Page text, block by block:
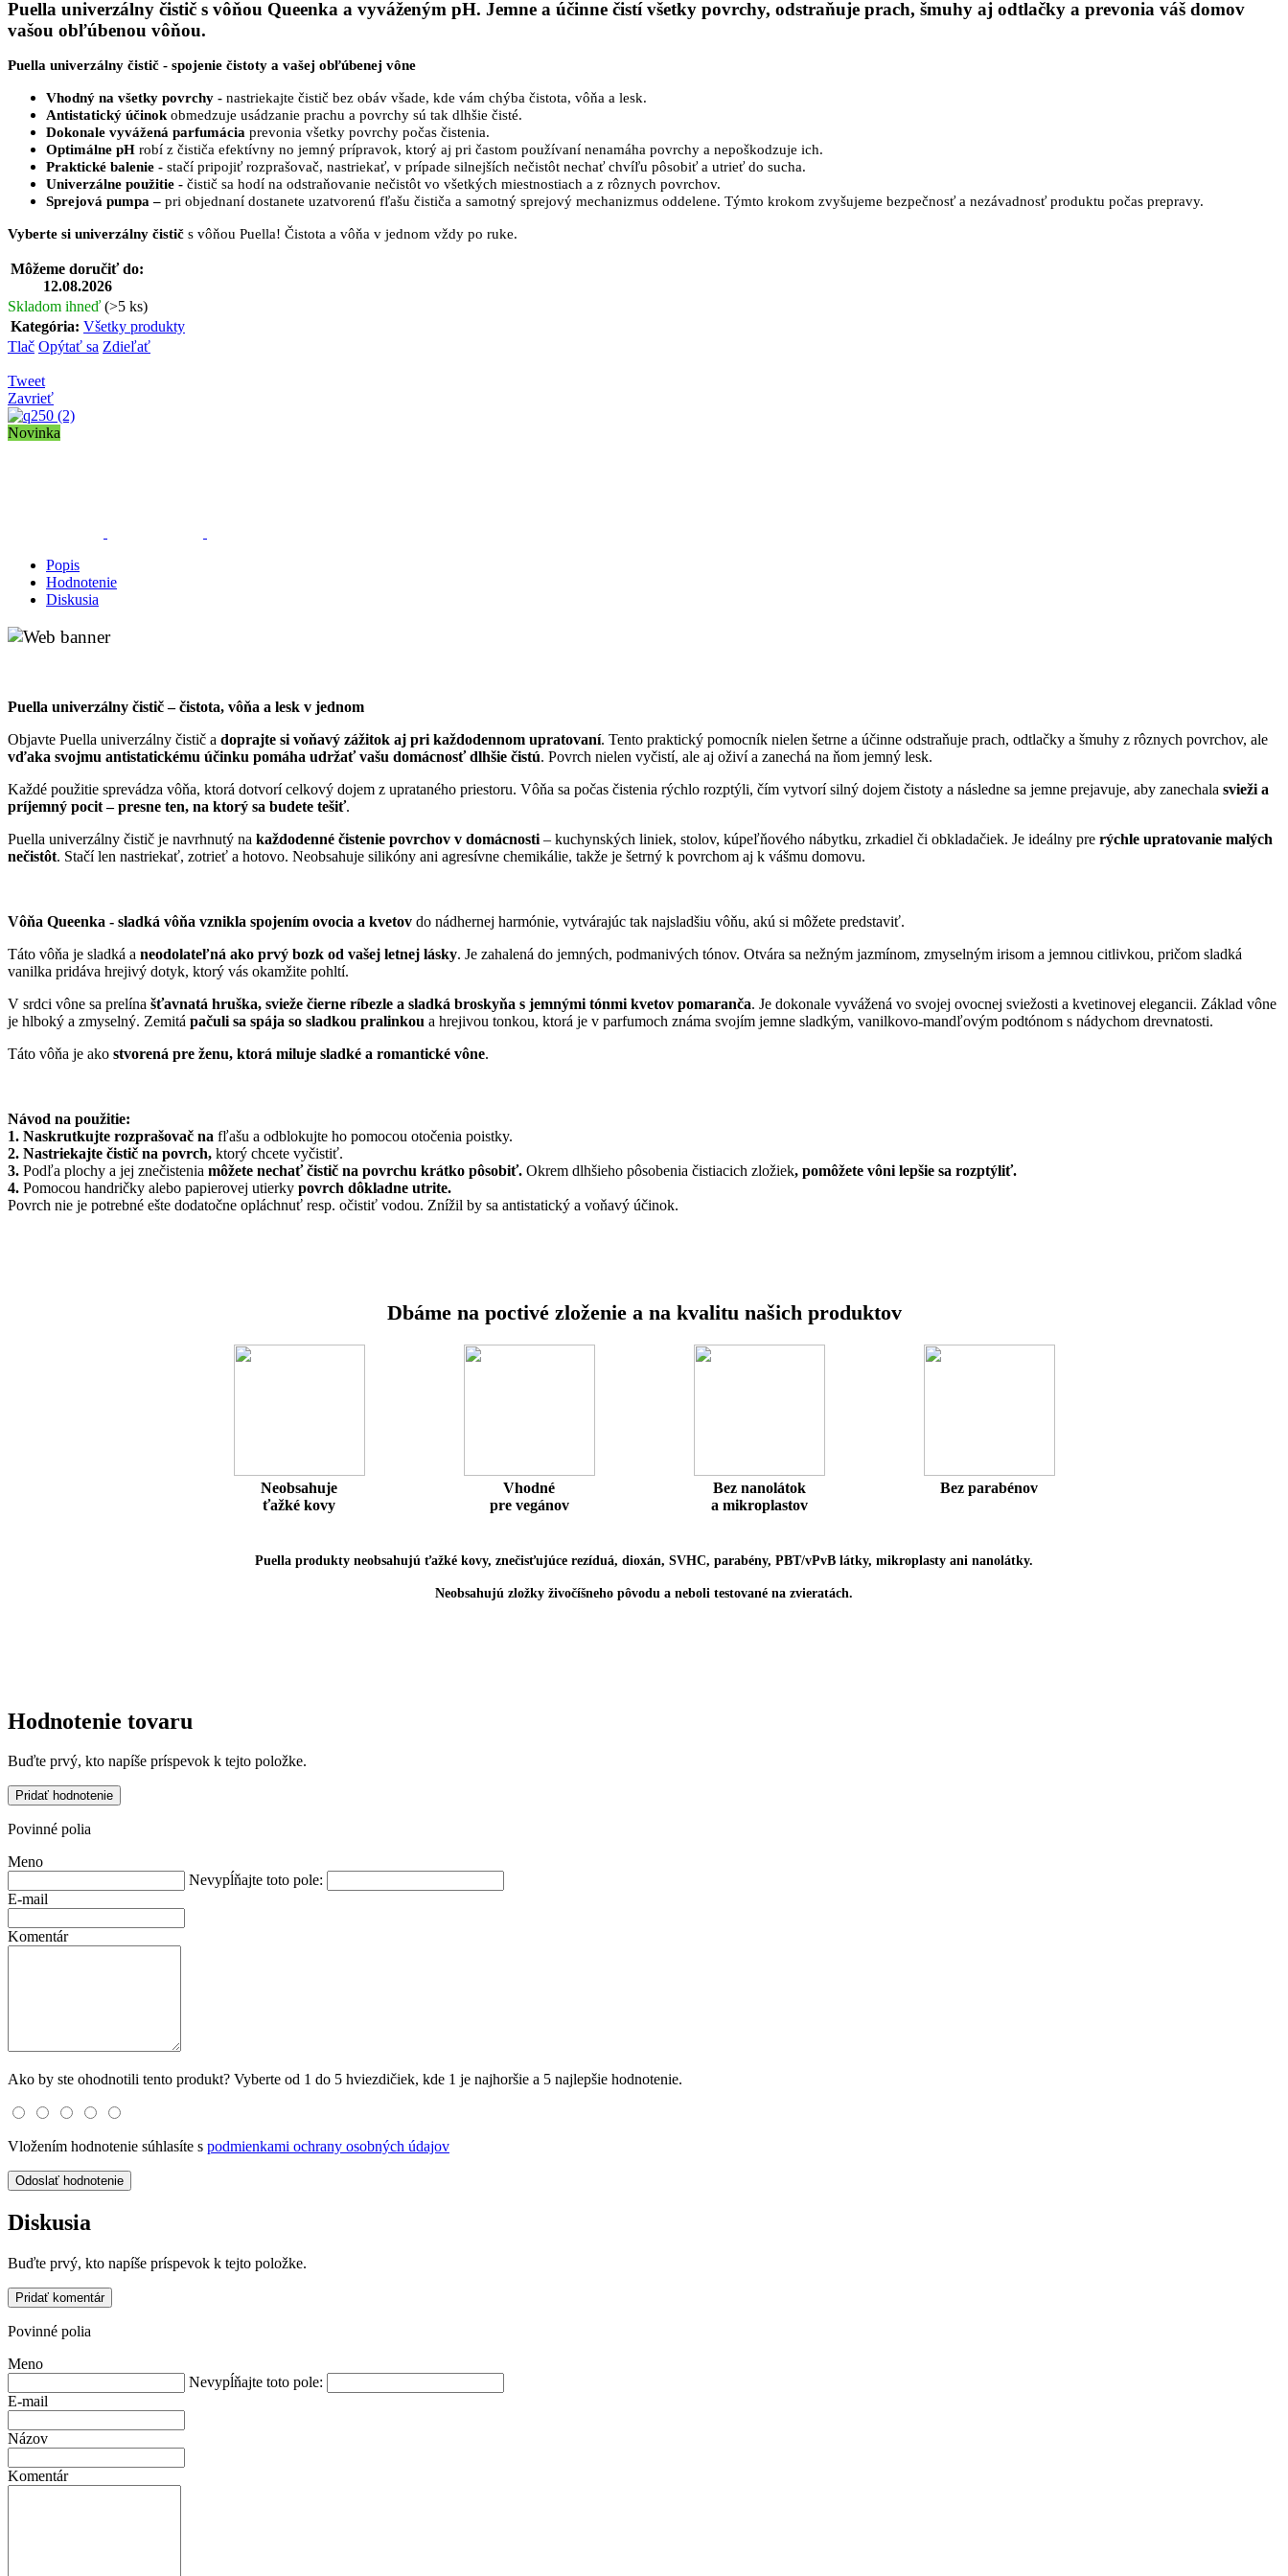
Puella univerzálny čistič s vôňou Queenka a vyváženým pH. Jemne a účinne čistí všetky povrchy, odstraňuje prach, šmuhy aj odtlačky a prevonia váš domov
vašou obľúbenou vôňou.
Puella univerzálny čistič - spojenie čistoty a vašej obľúbenej vône
Vhodný na všetky povrchy - nastriekajte čistič bez obáv všade, kde vám chýba čistota, vôňa a lesk.
Antistatický účinok obmedzuje usádzanie prachu a povrchy sú tak dlhšie čisté.
Dokonale vyvážená parfumácia prevonia všetky povrchy počas čistenia.
Optimálne pH robí z čističa efektívny no jemný prípravok, ktorý aj pri častom používaní nenamáha povrchy a nepoškodzuje ich.
Praktické balenie - stačí pripojiť rozprašovač, nastriekať, v prípade silnejších nečistôt nechať chvíľu pôsobiť a utrieť do sucha.
Univerzálne použitie - čistič sa hodí na odstraňovanie nečistôt vo všetkých miestnostiach a z rôznych povrchov.
Sprejová pumpa – pri objednaní dostanete uzatvorenú fľašu čističa a samotný sprejový mechanizmus oddelene. Týmto krokom zvyšujeme bezpečnosť a nezávadnosť produktu počas prepravy.
Vyberte si univerzálny čistič s vôňou Puella! Čistota a vôňa v jednom vždy po ruke.
Môžeme doručiť do:
12.08.2026
Skladom ihneď (>5 ks)
Kategória: Všetky produkty
Tlač Opýtať sa Zdieľať
Tweet
Zavrieť
Novinka
Popis
Hodnotenie
Diskusia
Puella univerzálny čistič – čistota, vôňa a lesk v jednom
Objavte Puella univerzálny čistič a doprajte si voňavý zážitok aj pri každodennom upratovaní. Tento praktický pomocník nielen šetrne a účinne odstraňuje prach, odtlačky a šmuhy z rôznych povrchov, ale
vďaka svojmu antistatickému účinku pomáha udržať vašu domácnosť dlhšie čistú. Povrch nielen vyčistí, ale aj oživí a zanechá na ňom jemný lesk.
Každé použitie sprevádza vôňa, ktorá dotvorí celkový dojem z uprataného priestoru. Vôňa sa počas čistenia rýchlo rozptýli, čím vytvorí silný dojem čistoty a následne sa jemne prejavuje, aby zanechala svieži a
príjemný pocit – presne ten, na ktorý sa budete tešiť.
Puella univerzálny čistič je navrhnutý na každodenné čistenie povrchov v domácnosti – kuchynských liniek, stolov, kúpeľňového nábytku, zrkadiel či obkladačiek. Je ideálny pre rýchle upratovanie malých
nečistôt. Stačí len nastriekať, zotrieť a hotovo. Neobsahuje silikóny ani agresívne chemikálie, takže je šetrný k povrchom aj k vášmu domovu.
Vôňa Queenka - sladká vôňa vznikla spojením ovocia a kvetov do nádhernej harmónie, vytvárajúc tak najsladšiu vôňu, akú si môžete predstaviť.
Táto vôňa je sladká a neodolateľná ako prvý bozk od vašej letnej lásky. Je zahalená do jemných, podmanivých tónov. Otvára sa nežným jazmínom, zmyselným irisom a jemnou citlivkou, pričom sladká
vanilka pridáva hrejivý dotyk, ktorý vás okamžite pohltí.
V srdci vône sa prelína šťavnatá hruška, svieže čierne ríbezle a sladká broskyňa s jemnými tónmi kvetov pomaranča. Je dokonale vyvážená vo svojej ovocnej sviežosti a kvetinovej elegancii. Základ vône
je hlboký a zmyselný. Zemitá pačuli sa spája so sladkou pralinkou a hrejivou tonkou, ktorá je v parfumoch známa svojím jemne sladkým, vanilkovo-mandľovým podtónom s nádychom drevnatosti.
Táto vôňa je ako stvorená pre ženu, ktorá miluje sladké a romantické vône.
Návod na použitie:
1. Naskrutkujte rozprašovač na fľašu a odblokujte ho pomocou otočenia poistky.
2. Nastriekajte čistič na povrch, ktorý chcete vyčistiť.
3. Podľa plochy a jej znečistenia môžete nechať čistič na povrchu krátko pôsobiť. Okrem dlhšieho pôsobenia čistiacich zložiek, pomôžete vôni lepšie sa rozptýliť.
4. Pomocou handričky alebo papierovej utierky povrch dôkladne utrite.
Povrch nie je potrebné ešte dodatočne opláchnuť resp. očistiť vodou. Znížil by sa antistatický a voňavý účinok.
Dbáme na poctivé zloženie a na kvalitu našich produktov
Neobsahuje
ťažké kovy
Vhodné
pre vegánov
Bez nanolátok
a mikroplastov
Bez parabénov
Puella produkty neobsahujú ťažké kovy, znečisťujúce rezíduá, dioxán, SVHC, parabény, PBT/vPvB látky, mikroplasty ani nanolátky.
Neobsahujú zložky živočíšneho pôvodu a neboli testované na zvieratách.
Hodnotenie tovaru
Buďte prvý, kto napíše príspevok k tejto položke.
Pridať hodnotenie
Povinné polia
Meno
Nevypĺňajte toto pole:
E-mail
Komentár
Ako by ste ohodnotili tento produkt? Vyberte od 1 do 5 hviezdičiek, kde 1 je najhoršie a 5 najlepšie hodnotenie.
Vložením hodnotenie súhlasíte s podmienkami ochrany osobných údajov
Odoslať hodnotenie
Diskusia
Buďte prvý, kto napíše príspevok k tejto položke.
Pridať komentár
Povinné polia
Meno
Nevypĺňajte toto pole:
E-mail
Názov
Komentár